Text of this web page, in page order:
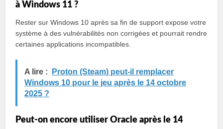
à Windows 11 ?
Rester sur Windows 10 après sa fin de support expose votre
système à des vulnérabilités non corrigées et pourrait rendre
certaines applications incompatibles.
A lire :
Proton (Steam) peut-il remplacer
Windows 10 pour le jeu après le 14 octobre
2025 ?
Peut-on encore utiliser Oracle après le 14